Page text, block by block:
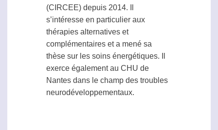
(CIRCEE) depuis 2014. Il
s’intéresse en particulier aux
thérapies alternatives et
complémentaires et a mené sa
thèse sur les soins énergétiques. Il
exerce également au CHU de
Nantes dans le champ des troubles
neurodéveloppementaux.